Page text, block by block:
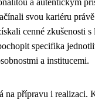
a autentickým
svou kariéru
cenné zkušenosti
specifika
a institucemi.
na přípravu i realizaci.